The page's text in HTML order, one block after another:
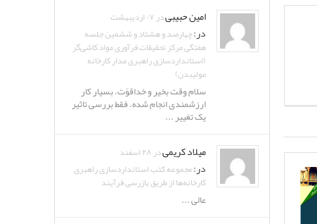
امین حبیبیدر ۰۷ اردیبهشت
در:چهارصد و هشتاد و ششمین جلسه
هفتگی مرکز تحقیقات فرآوری مواد کاشی‌گر
(استانداردسازی راهبری مدار کارخانه
مولیبدن)
سلام وقت بخیر و خداقوّت. بسیار کار
ارزشمندی انجام شده. فقط بررسی تاثیر
یک تغییر ...
میلاد کریمیدر ۲۸ اسفند
در:مجموعه کتب استانداردسازی راهبری
کارخانه‌ها از طریق بازرسی فرآیند
عالی ...